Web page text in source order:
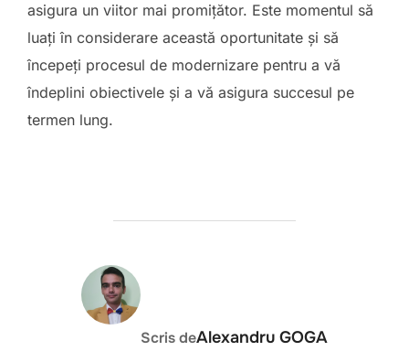
asigura un viitor mai promițător. Este momentul să
luați în considerare această oportunitate și să
începeți procesul de modernizare pentru a vă
îndeplini obiectivele și a vă asigura succesul pe
termen lung.
Scris deAlexandru GOGA